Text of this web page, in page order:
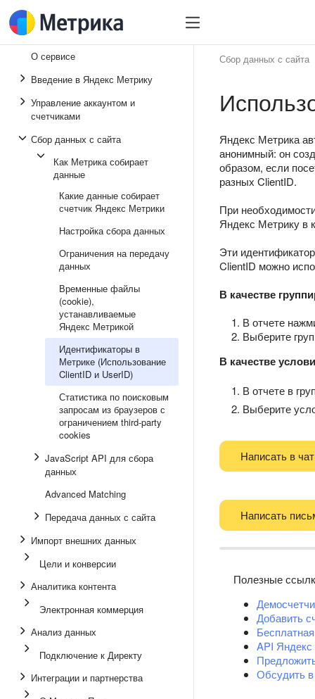
О сервисе
Введение в Яндекс Метрику
Управление аккаунтом и
счетчиками
Сбор данных с сайта
Как Метрика собирает
данные
Какие данные собирает
счетчик Яндекс Метрики
Настройка сбора данных
Ограничения на передачу
данных
Временные файлы
(cookie),
устанавливаемые
Яндекс Метрикой
Идентификаторы в
Метрике (Использование
ClientID и UserID)
Статистика по поисковым
запросам из браузеров с
ограничением third-party
cookies
JavaScript API для сбора
данных
Advanced Matching
Передача данных с сайта
Импорт внешних данных
Цели и конверсии
Аналитика контента
Электронная коммерция
Анализ данных
Подключение к Директу
Интеграции и партнерства
Сбор данных с сайта
Яндекс Метрика
анонимный: он
образом, если
разных ClientID.
При
Яндекс Метрику в
Эти
ClientID можно
В качестве
В отчете
Выберите
В качестве
В отчете в
Выберите
Написать в чат
Написать
Полезные
Добавить
API
Обсудить